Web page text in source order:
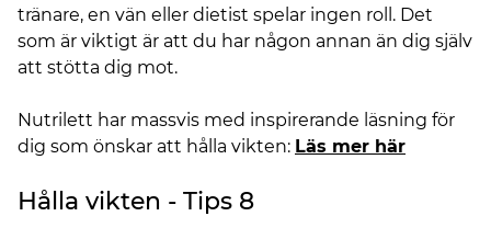
tränare, en vän eller dietist spelar ingen roll. Det
som är viktigt är att du har någon annan än dig själv
att stötta dig mot.
Nutrilett har massvis med inspirerande läsning för
dig som önskar att hålla vikten: Läs mer här
Hålla vikten - Tips 8